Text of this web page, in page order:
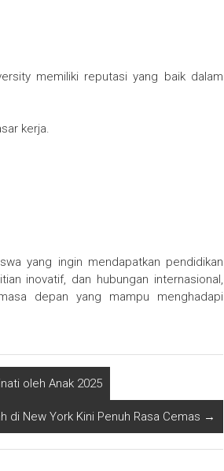
memiliki reputasi yang baik dalam
kerja.
yang ingin mendapatkan pendidikan
inovatif, dan hubungan internasional,
depan yang mampu menghadapi
oleh Anak 2025
di New York Kini Penuh Rasa Cemas →